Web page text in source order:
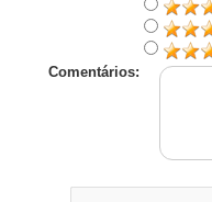
Comentários: